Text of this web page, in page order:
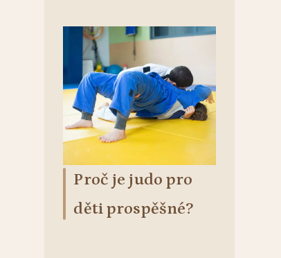
Proč je judo pro
děti prospěšné?